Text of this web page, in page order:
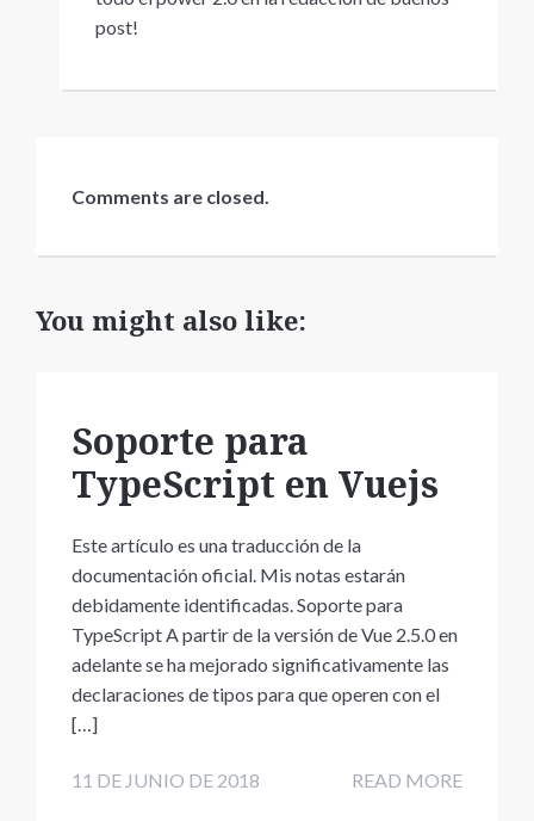
post!
Comments are closed.
You might also like:
Soporte para
TypeScript en Vuejs
Este artículo es una traducción de la
documentación oficial. Mis notas estarán
debidamente identificadas. Soporte para
TypeScript A partir de la versión de Vue 2.5.0 en
adelante se ha mejorado significativamente las
declaraciones de tipos para que operen con el
[…]
11 DE JUNIO DE 2018 READ MORE